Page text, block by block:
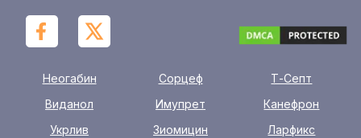
Неогабин Сорцеф
Т-Септ
Виданол
Имупрет
Канефрон
Укрлив
Зиомицин
Ларфикс